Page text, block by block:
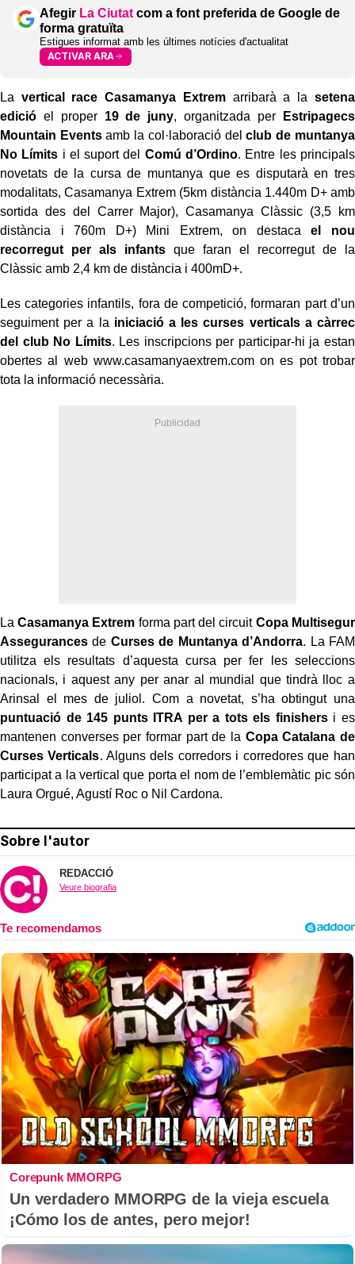
Afegir La Ciutat com a font preferida de Google de
forma gratuïta
Estigues informat amb les últimes notícies d'actualitat
ACTIVAR ARA
La vertical race Casamanya Extremarribarà a la setena
edició el proper 19 de juny, organitzada per
Estripagecs
Mountain Eventsamb la col·laboració del club de muntanya
No Límits i el suport del Comú d’Ordino. Entre les principals
novetats de la cursa de muntanya que es disputarà en tres
modalitats, Casamanya Extrem (5km distància 1.440m D+ amb
sortida des del Carrer Major), Casamanya Clàssic (3,5 km
distància i 760m D+) Mini Extrem, on destacael nou
recorregut per als infantsque faran el recorregut de la
Clàssic amb 2,4 km de distància i 400mD+.
Les categories infantils, fora de competició, formaran part d’un
seguiment per a la iniciació a les curses verticals a càrrec
del club No Límits. Les inscripcions per participar-hi ja estan
obertes al web www.casamanyaextrem.com on es pot trobar
tota la informació necessària.
LaCasamanya Extrem forma part del circuit Copa Multisegur
Assegurances de Curses de Muntanya d’Andorra. La FAM
utilitza els resultats d’aquesta cursa per fer les seleccions
nacionals, i aquest any per anar al mundial que tindrà lloc a
Arinsal el mes de juliol. Com a novetat, s’ha obtingut una
puntuació de 145 punts ITRA pera tots els finishersi es
mantenen converses per formar part de la Copa Catalana de
Curses Verticals. Alguns dels corredors i corredores que han
participat a la vertical que porta el nom de l’emblemàtic pic són
Laura Orgué, Agustí Roc o Nil Cardona.
Sobre l'autor
REDACCIÓ
Veure biografia
Corepunk MMORPG
Un verdadero MMORPG de la vieja escuela
¡Cómo los de antes, pero mejor!